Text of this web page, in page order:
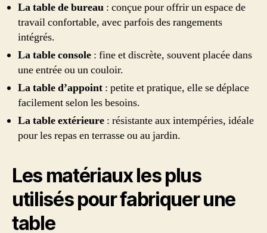
La table de bureau : conçue pour offrir un espace de
travail confortable, avec parfois des rangements
intégrés.
La table console : fine et discrète, souvent placée dans
une entrée ou un couloir.
La table d’appoint : petite et pratique, elle se déplace
facilement selon les besoins.
La table extérieure : résistante aux intempéries, idéale
pour les repas en terrasse ou au jardin.
Les matériaux les plus
utilisés pour fabriquer une
table